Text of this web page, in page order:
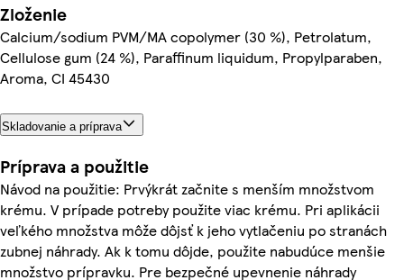
Zloženie
Calcium/sodium PVM/MA copolymer (30 %), Petrolatum,
Cellulose gum (24 %), Paraffinum liquidum, Propylparaben,
Aroma, CI 45430
Skladovanie a príprava
Príprava a použitie
Návod na použitie: Prvýkrát začnite s menším množstvom
krému. V prípade potreby použite viac krému. Pri aplikácii
veľkého množstva môže dôjsť k jeho vytlačeniu po stranách
zubnej náhrady. Ak k tomu dôjde, použite nabudúce menšie
množstvo prípravku. Pre bezpečné upevnenie náhrady